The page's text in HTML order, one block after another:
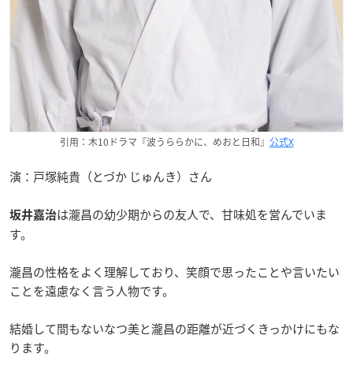
引用：木10ドラマ『波うららかに、めおと日和』 公式X
演：戸塚純貴（とづか じゅんき）さん
坂井嘉治は瀧昌の幼少期からの友人で、甘味処を営んでいま
す。
瀧昌の性格をよく理解しており、笑顔で思ったことや言いたい
ことを遠慮なく言う人物です。
結婚して間もないなつ美と瀧昌の距離が近づくきっかけにもな
ります。